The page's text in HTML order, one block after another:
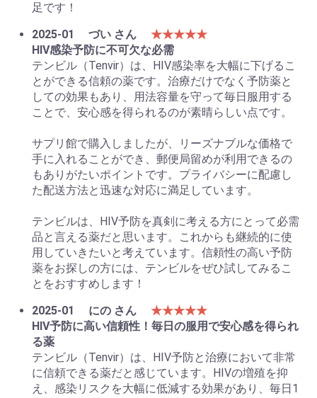
足です！
2025-01
づい さん
★★★★★
HIV感染予防に不可欠な必需
テンビル（Tenvir）は、HIV感染率を大幅に下げるこ
とができる信頼の薬です。治療だけでなく予防薬と
しての効果もあり、用法容量を守って毎日服用する
ことで、安心感を得られるのが素晴らしい点です。
サプリ館で購入しましたが、リーズナブルな価格で
手に入れることができ、郵便局留めが利用できるの
もありがたいポイントです。プライバシーに配慮し
た配送方法と迅速な対応に満足しています。
テンビルは、HIV予防を真剣に考える方にとって必需
品と言える薬だと思います。これからも継続的に使
用していきたいと考えています。信頼性の高い予防
薬をお探しの方には、テンビルをぜひ試してみるこ
とをおすすめします！
2025-01
にの さん
★★★★★
HIV予防に高い信頼性！毎日の服用で安心感を得られ
る薬
テンビル（Tenvir）は、HIV予防と治療において非常
に信頼できる薬だと感じています。HIVの増殖を抑
え、感染リスクを大幅に低減する効果があり、毎日1